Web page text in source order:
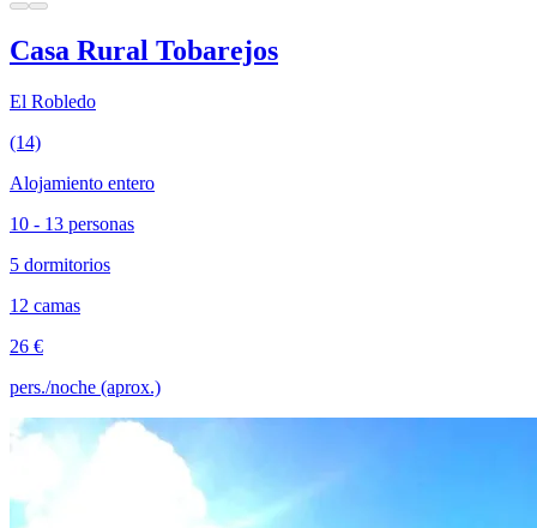
Casa Rural Tobarejos
El Robledo
(14)
Alojamiento entero
10 - 13 personas
5 dormitorios
12 camas
26 €
pers./noche (aprox.)